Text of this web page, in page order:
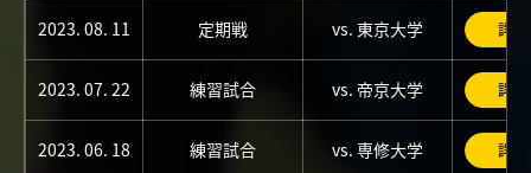
2023. 08. 11 定期戦 vs. 東京大学 詳細
2023. 07. 22 練習試合 vs. 帝京大学 詳細
2023. 06. 18 練習試合 vs. 専修大学 詳細